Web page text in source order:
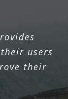
users
their